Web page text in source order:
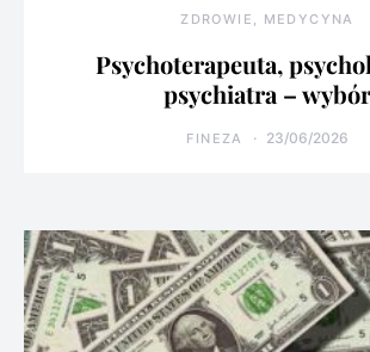
ZDROWIE, MEDYCYNA
Psychoterapeuta,
psychiatra – wybór
FINEZA 23/06/2026